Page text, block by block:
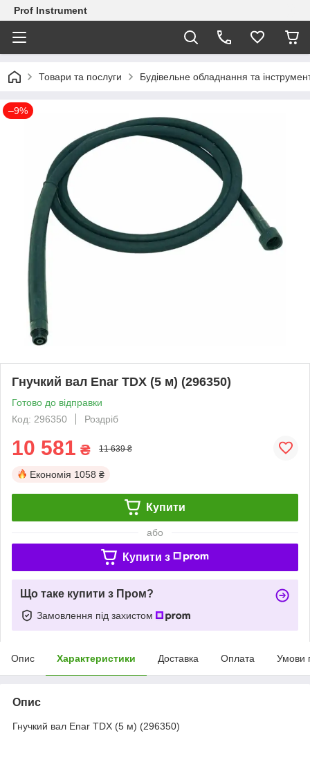
Prof Instrument
Товари та послуги Будівельне обладнання та
–9%
Гнучкий вал Enar TDX (5 м) (296350)
Готово до відправки
Код: 296350
Роздріб
10 581 ₴ 11 639 ₴
Економія 1058 ₴
Купити
або
Купити з
Що таке купити з Пром?
Замовлення під захистом
Опис Характеристики Доставка Оплата Умови
Опис
Гнучкий вал Enar TDX (5 м) (296350)